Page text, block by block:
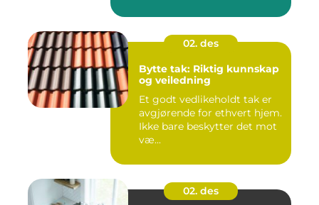
02. des
Bytte tak: Riktig kunnskap
og veiledning
Et godt vedlikeholdt tak er
avgjørende for ethvert hjem.
Ikke bare beskytter det mot
væ...
02. des